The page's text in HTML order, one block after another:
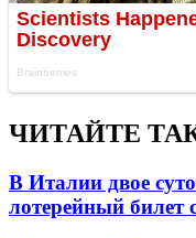
ЧИТАЙТЕ
В Италии двое
лотерейный